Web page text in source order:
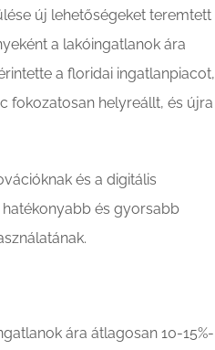
új lehetőségeket teremtett
a lakóingatlanok ára
a floridai ingatlanpiacot,
fokozatosan helyreállt, és újra
és a digitális
hatékonyabb és gyorsabb
ára átlagosan 10-15%-